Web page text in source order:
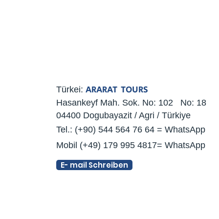
Türkei: ARARAT TOURS
Hasankeyf Mah. Sok. No: 102 No: 18
04400 Dogubayazit / Agri / Türkiye
Tel.: (+90) 544 564 76 64 = WhatsApp
Mobil (+49) 179 995 4817= WhatsApp
E- mail Schreiben